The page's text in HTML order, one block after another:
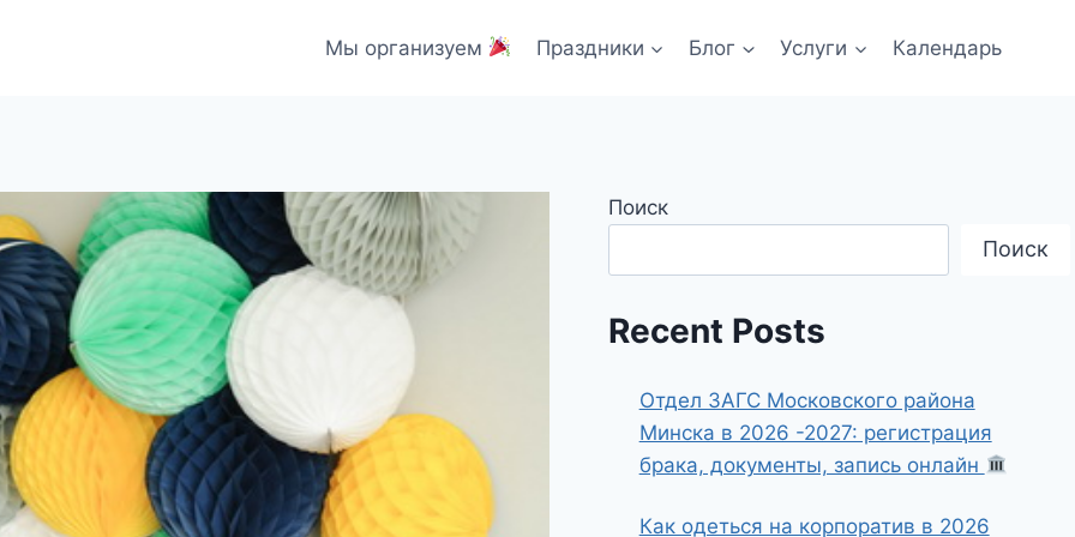
Мы организуем Праздники Блог Услуги Календарь
Поиск
Поиск
Recent Posts
Отдел ЗАГС Московского района
Минска в 2026 -2027: регистрация
брака, документы, запись онлайн
Как одеться на корпоратив в 2026